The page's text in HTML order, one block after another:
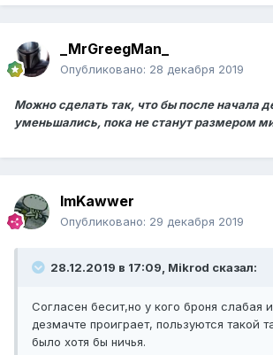
_MrGreegMan_
Опубликовано: 28 декабря 2019
Можно сделать так, что бы после начала
уменьшались, пока не станут размером
ImKawwer
Опубликовано: 29 декабря 2019
28.12.2019 в 17:09, Mikrod сказал:
Согласен бесит,но у кого броня слабая
дезмачте проиграет, пользуются такой
было хотя бы ничья.